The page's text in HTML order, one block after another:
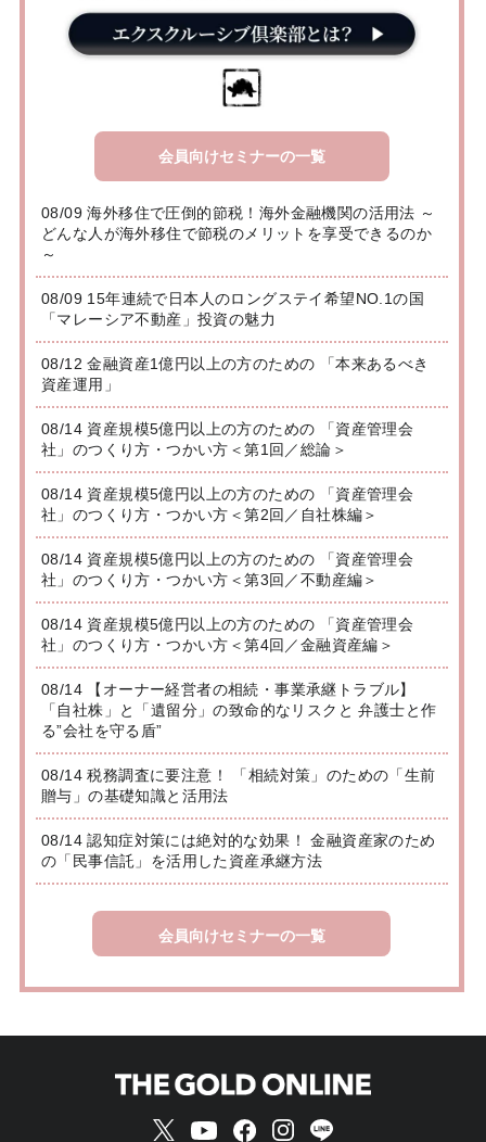
会員向けセミナーの一覧
08/09 海外移住で圧倒的節税！海外金融機関の活用法 ～
どんな人が海外移住で節税のメリットを享受できるのか
～
08/09 15年連続で日本人のロングステイ希望NO.1の国
「マレーシア不動産」投資の魅力
08/12 金融資産1億円以上の方のための 「本来あるべき
資産運用」
08/14 資産規模5億円以上の方のための 「資産管理会
社」のつくり方・つかい方＜第1回／総論＞
08/14 資産規模5億円以上の方のための 「資産管理会
社」のつくり方・つかい方＜第2回／自社株編＞
08/14 資産規模5億円以上の方のための 「資産管理会
社」のつくり方・つかい方＜第3回／不動産編＞
08/14 資産規模5億円以上の方のための 「資産管理会
社」のつくり方・つかい方＜第4回／金融資産編＞
08/14 【オーナー経営者の相続・事業承継トラブル】
「自社株」と「遺留分」の致命的なリスクと 弁護士と作
る”会社を守る盾”
08/14 税務調査に要注意！ 「相続対策」のための「生前
贈与」の基礎知識と活用法
08/14 認知症対策には絶対的な効果！ 金融資産家のため
の「民事信託」を活用した資産承継方法
会員向けセミナーの一覧